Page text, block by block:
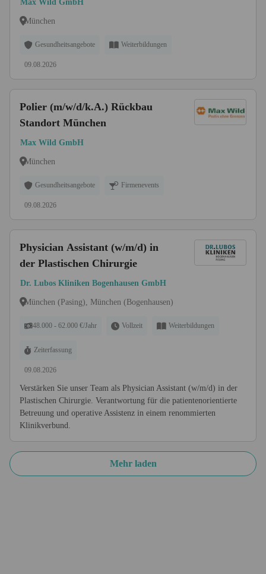
Max Wild GmbH
München
Gesundheitsangebote Weiterbildungen
09.08.2026
Polier (m/w/d/k.A.) Rückbau
Standort München
Max Wild GmbH
München
Gesundheitsangebote Firmenevents
09.08.2026
Physician Assistant (w/m/d) in
der Plastischen Chirurgie
Dr. Lubos Kliniken Bogenhausen GmbH
München (Pasing), München (Bogenhausen)
48.000 - 62.000 €/Jahr Vollzeit Weiterbildungen
Zeiterfassung
09.08.2026
Verstärken Sie unser Team als Physician Assistant (w/m/d) in der
Plastischen Chirurgie. Verantwortung für die patientenorientierte
Betreuung und operative Assistenz in einem renommierten
Klinikverbund.
Mehr laden